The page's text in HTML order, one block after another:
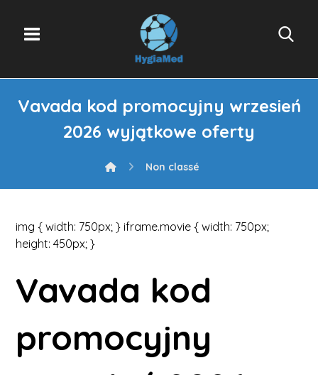
Vavada kod promocyjny wrzesień
2026 wyjątkowe oferty
Non classé
img { width: 750px; } iframe.movie { width: 750px;
height: 450px; }
Vavada kod
promocyjny